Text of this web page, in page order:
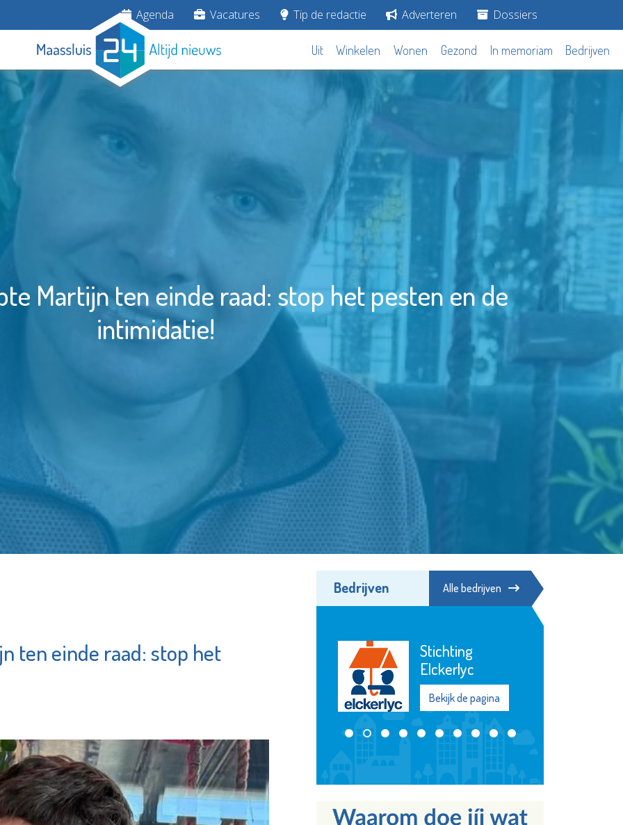
Agenda Vacatures Tip de redactie Adverteren Dossiers
Uit Winkelen Wonen Gezond In memoriam Bedrijven
Martijn ten einde raad: stop het pesten en de
intimidatie!
ten einde raad: stop het
Bedrijven Alle bedrijven
Stichting
Bibliotheek de
Plataan
Bekijk de pagina